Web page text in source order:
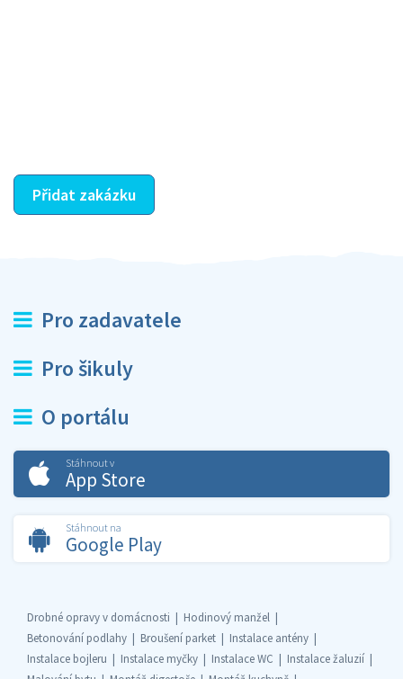
Přidat zakázku
Pro zadavatele
Pro šikuly
O portálu
Stáhnout v
App Store
Stáhnout na
Google Play
Drobné opravy v domácnosti
Hodinový manžel
Betonování podlahy
Broušení parket
Instalace antény
Instalace bojleru
Instalace myčky Instalace WC
Instalace žaluzií